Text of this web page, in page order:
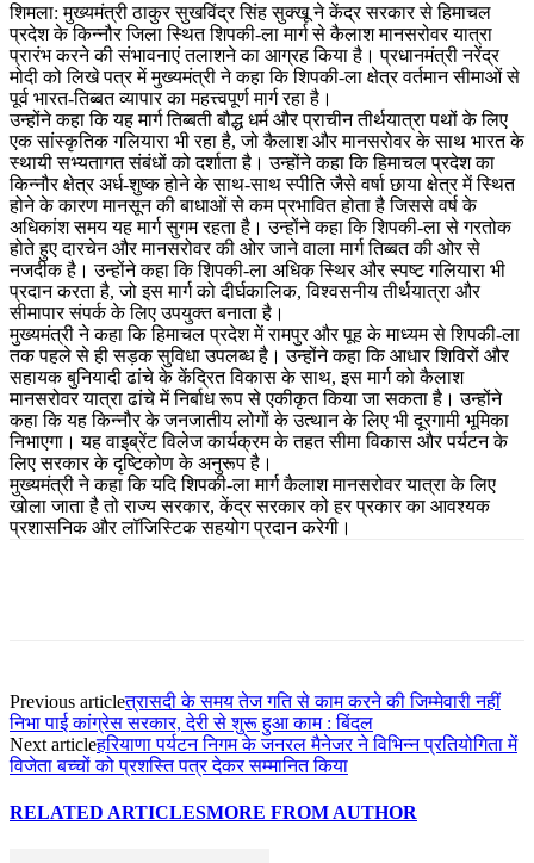
शिमला: मुख्यमंत्री ठाकुर सुखविंद्र सिंह सुक्खू ने केंद्र सरकार से हिमाचल
प्रदेश के किन्नौर जिला स्थित शिपकी-ला मार्ग से कैलाश मानसरोवर यात्रा
प्रारंभ करने की संभावनाएं तलाशने का आग्रह किया है। प्रधानमंत्री नरेंद्र
मोदी को लिखे पत्र में मुख्यमंत्री ने कहा कि शिपकी-ला क्षेत्र वर्तमान सीमाओं से
पूर्व भारत-तिब्बत व्यापार का महत्त्वपूर्ण मार्ग रहा है।
उन्होंने कहा कि यह मार्ग तिब्बती बौद्ध धर्म और प्राचीन तीर्थयात्रा पथों के लिए
एक सांस्कृतिक गलियारा भी रहा है, जो कैलाश और मानसरोवर के साथ भारत के
स्थायी सभ्यतागत संबंधों को दर्शाता है। उन्होंने कहा कि हिमाचल प्रदेश का
किन्नौर क्षेत्र अर्ध-शुष्क होने के साथ-साथ स्पीति जैसे वर्षा छाया क्षेत्र में स्थित
होने के कारण मानसून की बाधाओं से कम प्रभावित होता है जिससे वर्ष के
अधिकांश समय यह मार्ग सुगम रहता है। उन्होंने कहा कि शिपकी-ला से गरतोक
होते हुए दारचेन और मानसरोवर की ओर जाने वाला मार्ग तिब्बत की ओर से
नजदीक है। उन्होंने कहा कि शिपकी-ला अधिक स्थिर और स्पष्ट गलियारा भी
प्रदान करता है, जो इस मार्ग को दीर्घकालिक, विश्वसनीय तीर्थयात्रा और
सीमापार संपर्क के लिए उपयुक्त बनाता है।
मुख्यमंत्री ने कहा कि हिमाचल प्रदेश में रामपुर और पूह के माध्यम से शिपकी-ला
तक पहले से ही सड़क सुविधा उपलब्ध है। उन्होंने कहा कि आधार शिविरों और
सहायक बुनियादी ढांचे के केंद्रित विकास के साथ, इस मार्ग को कैलाश
मानसरोवर यात्रा ढांचे में निर्बाध रूप से एकीकृत किया जा सकता है। उन्होंने
कहा कि यह किन्नौर के जनजातीय लोगों के उत्थान के लिए भी दूरगामी भूमिका
निभाएगा। यह वाइब्रेंट विलेज कार्यक्रम के तहत सीमा विकास और पर्यटन के
लिए सरकार के दृष्टिकोण के अनुरूप है।
मुख्यमंत्री ने कहा कि यदि शिपकी-ला मार्ग कैलाश मानसरोवर यात्रा के लिए
खोला जाता है तो राज्य सरकार, केंद्र सरकार को हर प्रकार का आवश्यक
प्रशासनिक और लॉजिस्टिक सहयोग प्रदान करेगी।
Previous articleत्रासदी के समय तेज गति से काम करने की जिम्मेवारी नहीं
निभा पाई कांग्रेस सरकार, देरी से शुरू हुआ काम : बिंदल
Next articleहरियाणा पर्यटन निगम के जनरल मैनेजर ने विभिन्न प्रतियोगिता में
विजेता बच्चों को प्रशस्ति पत्र देकर सम्मानित किया
RELATED ARTICLESMORE FROM AUTHOR